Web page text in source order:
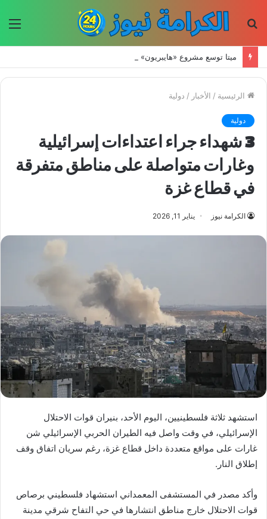
الرئيسية / الأخبار / دولية
دولية
3 شهداء جراء اعتداءات إسرائيلية
وغارات متواصلة على مناطق متفرقة
في قطاع غزة
الكرامة نيوز يناير 11, 2026
استشهد ثلاثة فلسطينيين، اليوم الأحد، بنيران قوات الاحتلال
الإسرائيلي، في وقت واصل فيه الطيران الحربي الإسرائيلي شن
غارات على مواقع متعددة داخل قطاع غزة، رغم سريان اتفاق وقف
إطلاق النار.
وأكد مصدر في المستشفى المعمداني استشهاد فلسطيني برصاص
قوات الاحتلال خارج مناطق انتشارها في حي التفاح شرقي مدينة